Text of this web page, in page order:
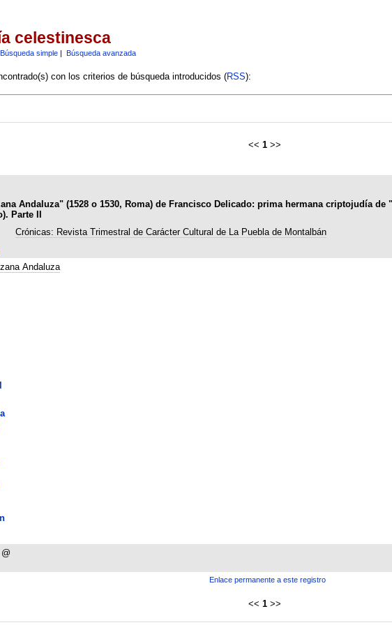
celestinesca
Búsqueda simple| Búsqueda avanzada
con los criterios de búsqueda introducidos (RSS):
<< 1 >>
Andaluza" (1528 o 1530, Roma) de Francisco Delicado: prima hermana criptojudía de
Parte II
Crónicas: Revista Trimestral de Carácter Cultural de La Puebla de Montalbán
Andaluza
Enlace permanente a este registro
<< 1 >>